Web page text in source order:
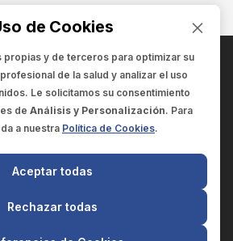
EN:
SCIENCELINK
CIENTÍFICA SC
de este sitio web es exclusivo
de Cookies
propias y de terceros para optimizar su
profesional de la salud y analizar el uso
Le solicitamos su consentimiento
de Análisis y Personalización. Para
a nuestra Política de Cookies.
Rechazar todas
Aceptar todas